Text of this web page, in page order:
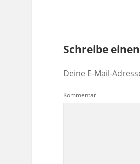
Schreibe
Deine E-Mail-
Kommentar